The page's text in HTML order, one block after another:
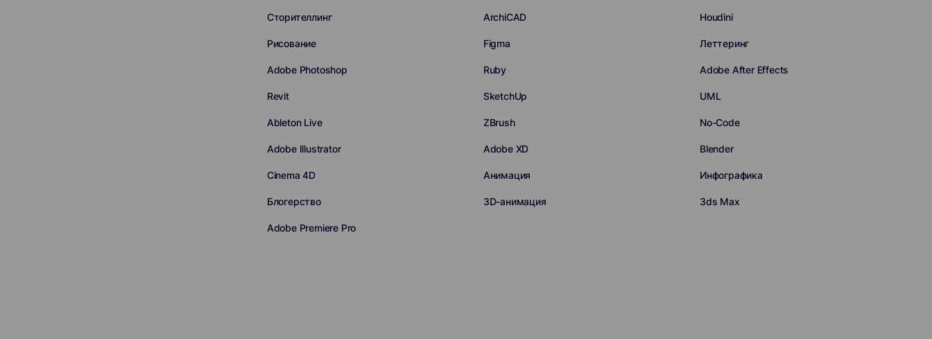
Сторителлинг ArchiCAD Houdini
Рисование Figma Леттеринг
Adobe Photoshop Ruby Adobe After Effects
Revit SketchUp UML
Ableton Live ZBrush No-Code
Adobe Illustrator Adobe XD Blender
Cinema 4D Анимация Инфографика
Блогерство 3D-анимация 3ds Max
Adobe Premiere Pro